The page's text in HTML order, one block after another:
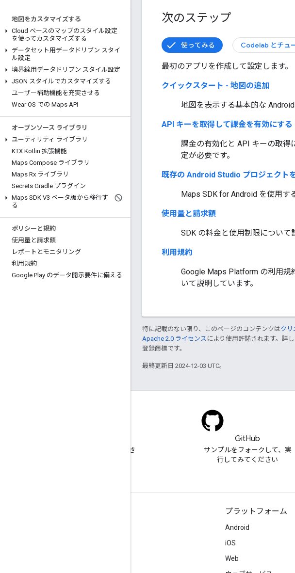
地図をカスタマイズする
Cloud ベースのマップのスタイル設定
を使ってカスタマイズする
データセット用データドリブン スタイ
ル設定
境界線用データドリブン スタイル設定
JSON スタイルでカスタマイズする
ユーザー補助機能を充実させる
Wear OS での Maps API
オープンソース ライブラリ
ユーティリティ ライブラリ
KTX Kotlin 拡張機能
Maps Compose ライブラリ
Maps Rx ライブラリ
Secrets Gradle プラグイン
Maps SDK V3 ベータ版から移行す
る
ポリシーと規約
使用量と請求額
レポートとモニタリング
利用規約
Google Play のデータ開示要件に備える
次のステップ
使ってみる Codelab とチュ
最初のアプリを作成して設定します。
クイックスタート - 地図の追加
地図を表示する基本的な Android
API キーを取得して課金を有効にする
課金の有効化と API キーの取得
定が必要です。
既存の Android Studio プロジェクト
Maps SDK for Android を使用す
使用量と請求額
SDK の料金と使用制限について
利用規約
Google Maps Platform の利用規
いて説明しています。
特に記載のない限り、このページのコンテンツはクリ
Apache 2.0 ライセンス により使用許諾されます。詳し
登録商標です。
最終更新日 2024-12-03 UTC。
google-maps タグで質問でき
GitHub
サンプルをフォークして、実
行してみてください
プラットフォーム
Android
iOS
Web